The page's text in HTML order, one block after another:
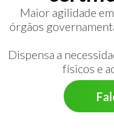
Maior agilidade
órgãos
Dispensa a
físicos e